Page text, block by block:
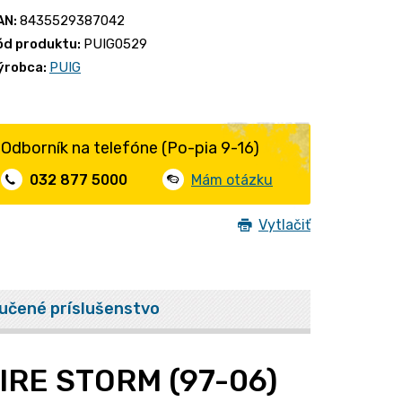
8435529387042
produktu: PUIG0529
PUIG
Odborník na telefóne (Po-pia 9-16)
032 877 5000 Mám otázku
Vytlačiť
príslušenstvo
STORM (97-06)